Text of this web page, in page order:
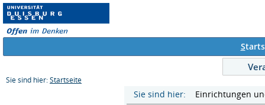
S
Sie sind hier: Startseite
Sie sind hier: Einrichtungen